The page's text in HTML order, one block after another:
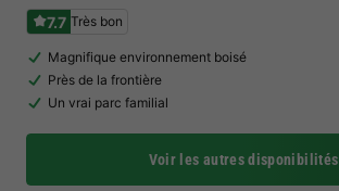
7.7 Très bon
Magnifique environnement boisé
Près de la frontière
Un vrai parc familial
Voir les autres disponibilités